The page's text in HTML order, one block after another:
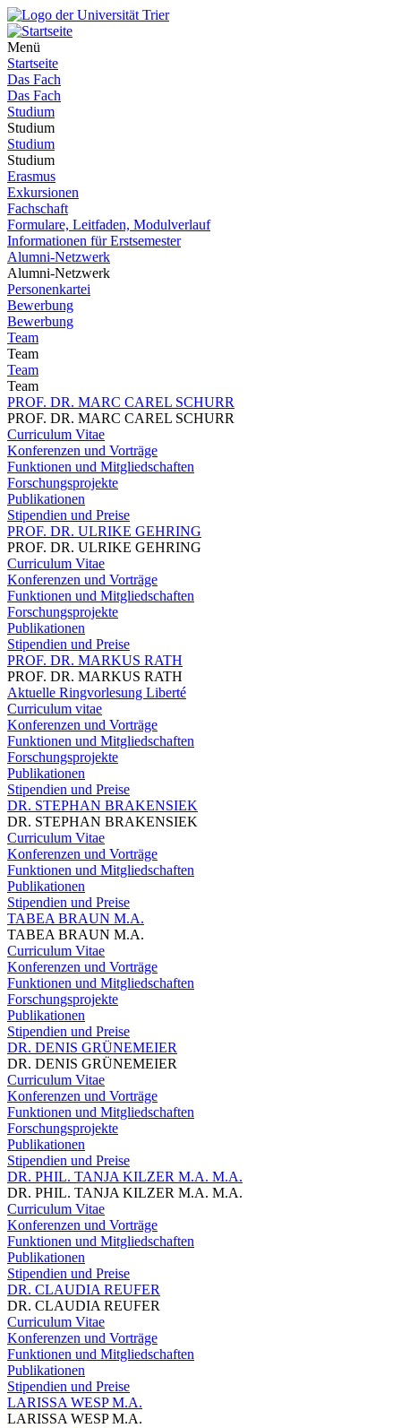
Menü
Startseite
Das Fach
Das Fach
Studium
Studium
Studium
Studium
Erasmus
Exkursionen
Fachschaft
Formulare, Leitfaden, Modulverlauf
Informationen für Erstsemester
Alumni-Netzwerk
Alumni-Netzwerk
Personenkartei
Bewerbung
Bewerbung
Team
Team
Team
Team
PROF. DR. MARC CAREL SCHURR
PROF. DR. MARC CAREL SCHURR
Curriculum Vitae
Konferenzen und Vorträge
Funktionen und Mitgliedschaften
Forschungsprojekte
Publikationen
Stipendien und Preise
PROF. DR. ULRIKE GEHRING
PROF. DR. ULRIKE GEHRING
Curriculum Vitae
Konferenzen und Vorträge
Funktionen und Mitgliedschaften
Forschungsprojekte
Publikationen
Stipendien und Preise
PROF. DR. MARKUS RATH
PROF. DR. MARKUS RATH
Aktuelle Ringvorlesung Liberté
Curriculum vitae
Konferenzen und Vorträge
Funktionen und Mitgliedschaften
Forschungsprojekte
Publikationen
Stipendien und Preise
DR. STEPHAN BRAKENSIEK
DR. STEPHAN BRAKENSIEK
Curriculum Vitae
Konferenzen und Vorträge
Funktionen und Mitgliedschaften
Publikationen
Stipendien und Preise
TABEA BRAUN M.A.
TABEA BRAUN M.A.
Curriculum Vitae
Konferenzen und Vorträge
Funktionen und Mitgliedschaften
Forschungsprojekte
Publikationen
Stipendien und Preise
DR. DENIS GRÜNEMEIER
DR. DENIS GRÜNEMEIER
Curriculum Vitae
Konferenzen und Vorträge
Funktionen und Mitgliedschaften
Forschungsprojekte
Publikationen
Stipendien und Preise
DR. PHIL. TANJA KILZER M.A. M.A.
DR. PHIL. TANJA KILZER M.A. M.A.
Curriculum Vitae
Konferenzen und Vorträge
Funktionen und Mitgliedschaften
Publikationen
Stipendien und Preise
DR. CLAUDIA REUFER
DR. CLAUDIA REUFER
Curriculum Vitae
Konferenzen und Vorträge
Funktionen und Mitgliedschaften
Publikationen
Stipendien und Preise
LARISSA WESP M.A.
LARISSA WESP M.A.